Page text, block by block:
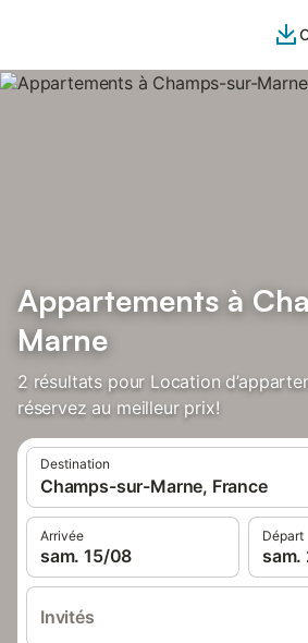
Appartements à
Marne
2 résultats pour Location
réservez au meilleur prix!
Destination
Champs-sur-Marne, France
Arrivée
sam. 15/08
Départ
Invités